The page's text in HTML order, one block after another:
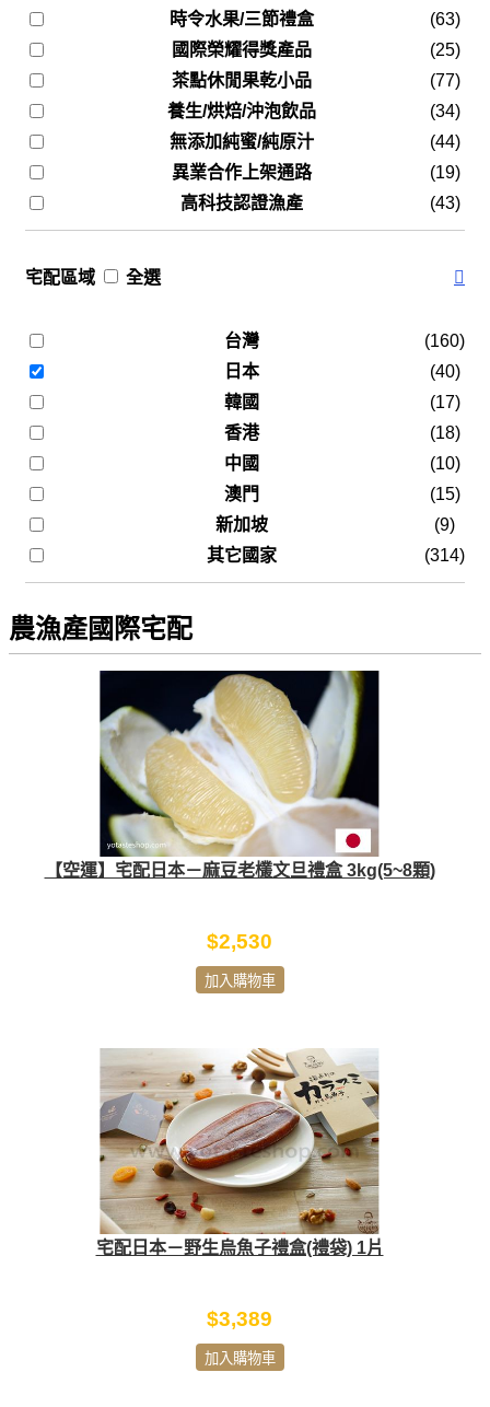
時令水果/三節禮盒
(63)
國際榮耀得獎產品
(25)
茶點休閒果乾小品
(77)
養生/烘焙/沖泡飲品
(34)
無添加純蜜/純原汁
(44)
異業合作上架通路
(19)
高科技認證漁產
(43)
宅配區域 全選
台灣
(160)
日本
(40)
韓國
(17)
香港
(18)
中國
(10)
澳門
(15)
新加坡
(9)
其它國家
(314)
農漁產國際宅配
【空運】宅配日本－麻豆老欉文旦禮盒 3kg(5~8顆)
$2,530
加入購物車
宅配日本－野生烏魚子禮盒(禮袋) 1片
$3,389
加入購物車